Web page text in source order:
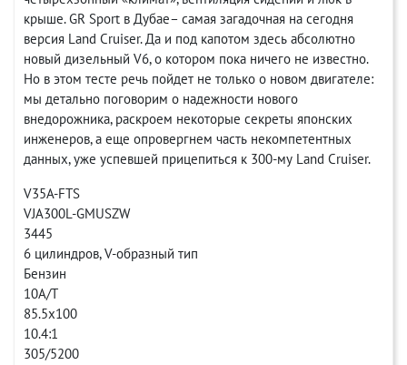
крыше. GR Sport в Дубае– самая загадочная на сегодня
версия Land Cruiser. Да и под капотом здесь абсолютно
новый дизельный V6, о котором пока ничего не известно.
Но в этом тесте речь пойдет не только о новом двигателе:
мы детально поговорим о надежности нового
внедорожника, раскроем некоторые секреты японских
инженеров, а еще опровергнем часть некомпетентных
данных, уже успевшей прицепиться к 300-му Land Cruiser.
V35A-FTS
VJA300L-GMUSZW
3445
6 цилиндров, V-образный тип
Бензин
10A/T
85.5x100
10.4:1
305/5200